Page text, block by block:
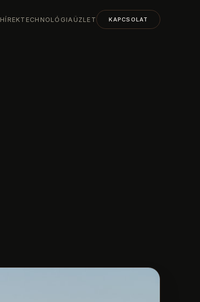
HÍREKTECHNOLÓGIA ÜZLET KAPCSOLAT